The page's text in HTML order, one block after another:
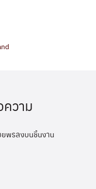
วาม
ยพรลงบนชิ้นงาน